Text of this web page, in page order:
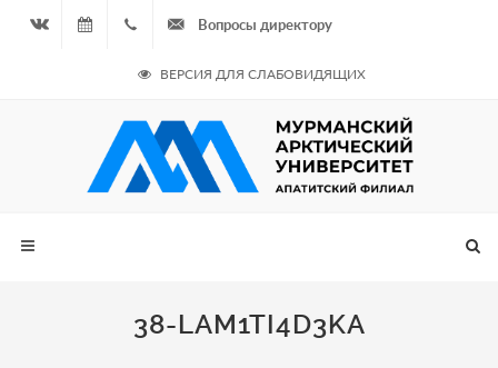
09.08.2026
- Чётная
неделя
964
687
Вопросы директору
ВЕРСИЯ ДЛЯ СЛАБОВИДЯЩИХ
38-LAM1TI4D3KA